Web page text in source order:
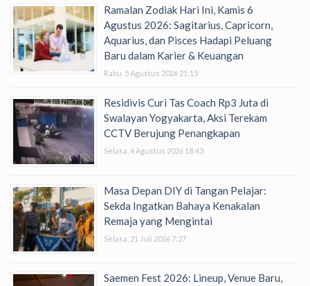
Ramalan Zodiak Hari Ini, Kamis 6
Agustus 2026: Sagitarius, Capricorn,
Aquarius, dan Pisces Hadapi Peluang
Baru dalam Karier & Keuangan
Rabu, 5 Agustus 2026 21:15
Residivis Curi Tas Coach Rp3 Juta di
Swalayan Yogyakarta, Aksi Terekam
CCTV Berujung Penangkapan
Selasa, 4 Agustus 2026 18:43
Masa Depan DIY di Tangan Pelajar:
Sekda Ingatkan Bahaya Kenakalan
Remaja yang Mengintai
Selasa, 21 Juli 2026 7:27
Saemen Fest 2026: Lineup, Venue Baru,